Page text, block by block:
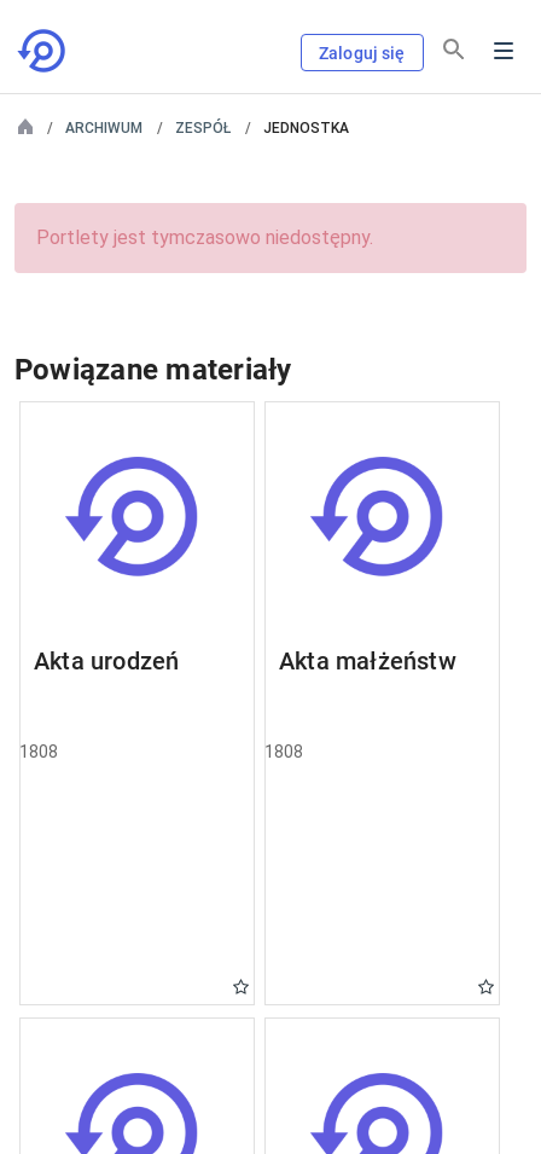
Zaloguj się
ARCHIWUM ZESPÓŁ JEDNOSTKA
Portlety jest tymczasowo niedostępny.
Powiązane materiały
Akta urodzeń
1808
Akta małżeństw
1808